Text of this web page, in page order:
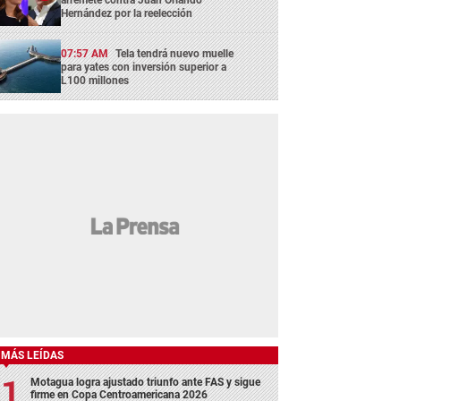
Hernández por la reelección
07:57 AM Tela tendrá nuevo muelle
para yates con inversión superior a
L100 millones
MÁS LEÍDAS
Motagua logra ajustado triunfo ante FAS y sigue
firme en Copa Centroamericana 2026